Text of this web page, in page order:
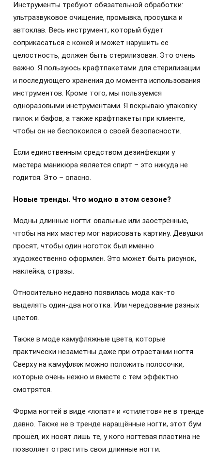
Инструменты требуют обязательной обработки:
ультразвуковое очищение, промывка, просушка и
автоклав. Весь инструмент, который будет
соприкасаться с кожей и может нарушить её
целостность, должен быть стерилизован. Это очень
важно. Я пользуюсь крафтпакетами для стерилизации
и последующего хранения до момента использования
инструментов. Кроме того, мы пользуемся
одноразовыми инструментами. Я вскрываю упаковку
пилок и бафов, а также крафтпакеты при клиенте,
чтобы он не беспокоился о своей безопасности.
Если единственным средством дезинфекции у
мастера маникюра является спирт – это никуда не
годится. Это – опасно.
Новые тренды. Что модно в этом сезоне?
Модны длинные ногти: овальные или заострённые,
чтобы на них мастер мог нарисовать картину. Девушки
просят, чтобы один ноготок был именно
художественно оформлен. Это может быть рисунок,
наклейка, стразы.
Относительно недавно появилась мода как-то
выделять один-два ноготка. Или чередование разных
цветов.
Также в моде камуфляжные цвета, которые
практически незаметны даже при отрастании ногтя.
Сверху на камуфляж можно положить полосочки,
которые очень нежно и вместе с тем эффектно
смотрятся.
Форма ногтей в виде «лопат» и «стилетов» не в тренде
давно. Также не в тренде наращённые ногти, этот бум
прошёл, их носят лишь те, у кого ногтевая пластина не
позволяет отрастить свои длинные ногти.